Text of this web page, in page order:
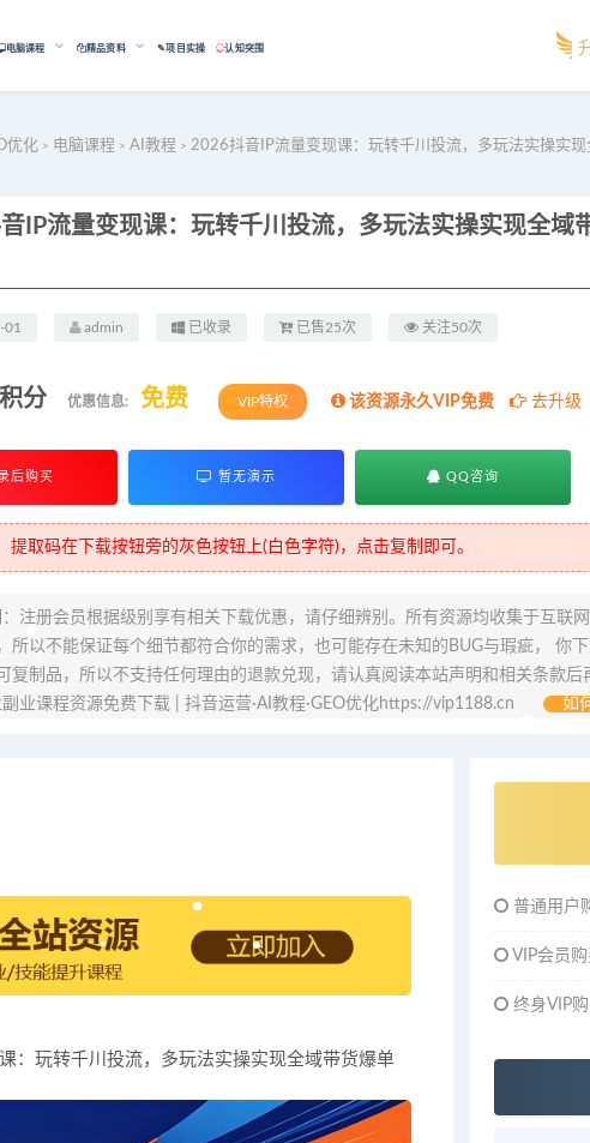
电脑课程 精品资料 ✎项目实操 认知突围
优化 > 电脑课程 > AI教程 > 2026抖音IP流量变现课：玩转千川投流，多玩法实操实
01 admin 已收录 已售25次 关注50次
积分 优惠信息: 免费 VIP特权 该资源永久VIP免费 去升级
后购买 暂无演示 QQ咨询
提取码在下载按钮旁的灰色按钮上(白色字符)，点击复制即可。
注册会员根据级别享有相关下载优惠，请仔细辨别。所有资源均收集于互联
所以不能保证每个细节都符合你的需求，也可能存在未知的BUG与瑕疵， 你
复制品，所以不支持任何理由的退款兑现，请认真阅读本站声明和相关条款后
业课程资源免费下载 | 抖音运营·AI教程·GEO优化https://vip1188.cn
如
：玩转千川投流，多玩法实操实现全域带货爆单
普通用户
VIP会员
终身VIP